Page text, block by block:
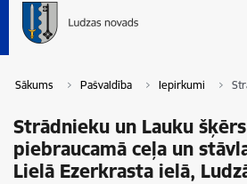
Sākums Pašvaldība Iepirkumi
Strādnieku un Lauku
piebraucamā ceļa un
Lielā Ezerkrasta ielā,